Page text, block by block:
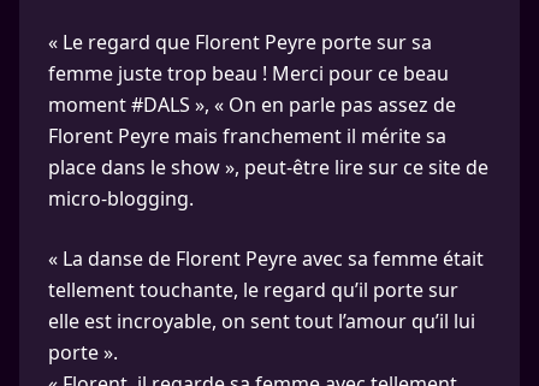
« Le regard que Florent Peyre porte sur sa
femme juste trop beau ! Merci pour ce beau
moment #DALS », « On en parle pas assez de
Florent Peyre mais franchement il mérite sa
place dans le show », peut-être lire sur ce site de
micro-blogging.
« La danse de Florent Peyre avec sa femme était
tellement touchante, le regard qu’il porte sur
elle est incroyable, on sent tout l’amour qu’il lui
porte ».